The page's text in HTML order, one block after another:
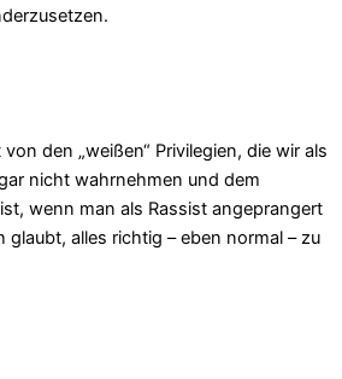
von den „weißen“ Privilegien, die wir als
nicht wahrnehmen und dem
wenn man als Rassist angeprangert
alles richtig – eben normal – zu